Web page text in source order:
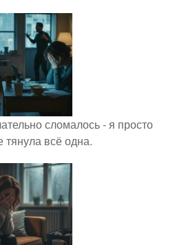
сломалось - я просто
тянула всё одна.